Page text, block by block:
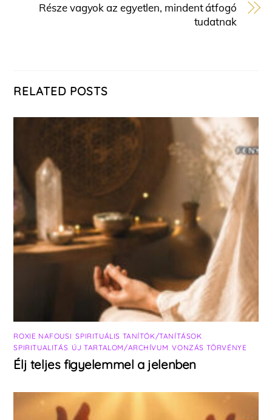
Része vagyok az egyetlen, mindent átfogó
tudatnak
RELATED POSTS
ROXIE NAFOUSI ,SPIRITUÁLIS TANÍTÓK/TANÍTÁSOK
SPIRITUALITÁS ÚJ TARTALOM/ARCHÍVUM ,VONZÁS TÖRVÉNYE
Élj teljes figyelemmel a jelenben